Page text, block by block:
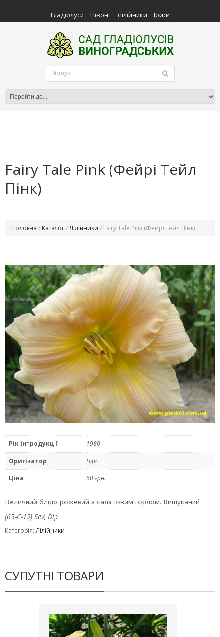
Гладіолуси Півонії Лілійники Іриси
Fairy Tale Pink (Фейрі Тейл
Пінк)
Головна / Каталог/Лілійники / Fairy Tale Pink (Фейрі Тейл Пінк)
Рік інтродукції 1980
Оригінатор Пірс
Ціна 60 грн.
Величний блідо-рожевий з салатовим горлом. Вишуканий
(65-С-15) Sev, Dip
Категорія:Лілійники
СУПУТНІ ТОВАРИ